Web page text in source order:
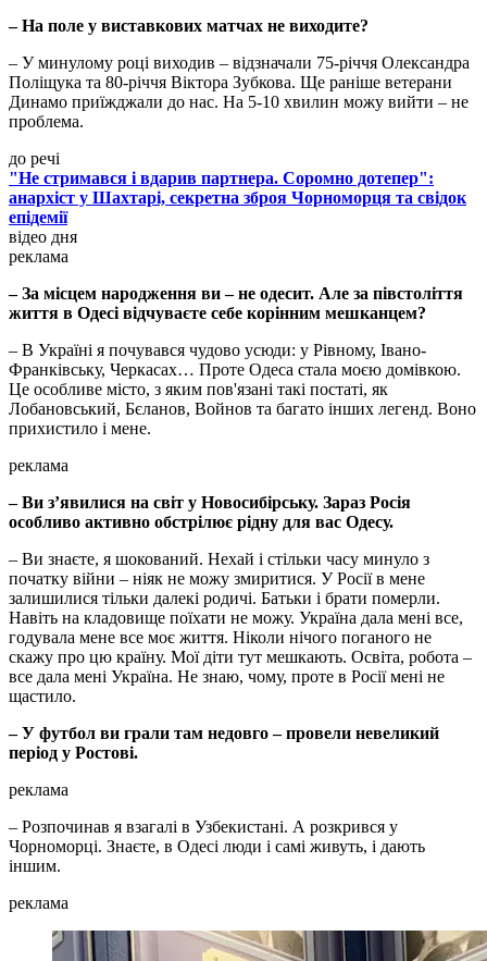
– На поле у виставкових матчах не виходите?
– У минулому році виходив – відзначали 75-річчя Олександра
Поліщука та 80-річчя Віктора Зубкова. Ще раніше ветерани
Динамо приїжджали до нас. На 5-10 хвилин можу вийти – не
проблема.
до речі
"Не стримався і вдарив партнера. Соромно дотепер":
анархіст у Шахтарі, секретна зброя Чорноморця та свідок
епідемії
відео дня
реклама
– За місцем народження ви – не одесит. Але за півстоліття
життя в Одесі відчуваєте себе корінним мешканцем?
– В Україні я почувався чудово усюди: у Рівному, Івано-
Франківську, Черкасах… Проте Одеса стала моєю домівкою.
Це особливе місто, з яким пов'язані такі постаті, як
Лобановський, Бєланов, Войнов та багато інших легенд. Воно
прихистило і мене.
реклама
– Ви з’явилися на світ у Новосибірську. Зараз Росія
особливо активно обстрілює рідну для вас Одесу.
– Ви знаєте, я шокований. Нехай і стільки часу минуло з
початку війни – ніяк не можу змиритися. У Росії в мене
залишилися тільки далекі родичі. Батьки і брати померли.
Навіть на кладовище поїхати не можу. Україна дала мені все,
годувала мене все моє життя. Ніколи нічого поганого не
скажу про цю країну. Мої діти тут мешкають. Освіта, робота –
все дала мені Україна. Не знаю, чому, проте в Росії мені не
щастило.
– У футбол ви грали там недовго – провели невеликий
період у Ростові.
реклама
– Розпочинав я взагалі в Узбекистані. А розкрився у
Чорноморці. Знаєте, в Одесі люди і самі живуть, і дають
іншим.
реклама